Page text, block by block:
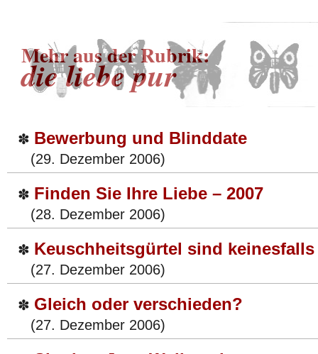
Mehr aus der Rubrik:
die liebe pur
✽ Bewerbung und Blinddate
(29. Dezember 2006)
✽ Finden Sie Ihre Liebe – 2007
(28. Dezember 2006)
✽ Keuschheitsgürtel sind keinesfalls
(27. Dezember 2006)
✽ Gleich oder verschieden?
(27. Dezember 2006)